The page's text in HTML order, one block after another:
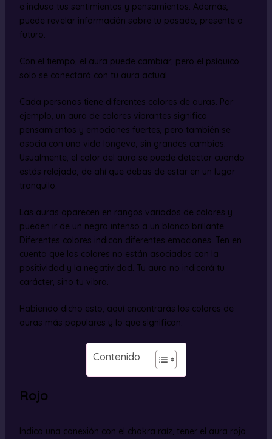
e incluso tus sentimientos y pensamientos. Además,
puede revelar información sobre tu pasado, presente o
futuro.
Con el tiempo, el aura puede cambiar, pero el psíquico
solo se conectará con tu aura actual.
Cada personas tiene diferentes colores de auras. Por
ejemplo, un aura de colores vibrantes significa
pensamientos y emociones fuertes, pero también se
asocia con una vida longeva, sin grandes cambios.
Usualmente, el color del aura se puede detectar cuando
estás relajado, de ahí que debas de estar en un lugar
tranquilo.
Las auras aparecen en rangos variados de colores y
pueden ir de un negro intenso a un blanco brillante.
Diferentes colores indican diferentes emociones. Ten en
cuenta que los colores no están asociados con la
positividad y la negatividad. Tu aura no indicará tu
carácter, sino tu vibra.
Habiendo dicho esto, aquí encontrarás los colores de
auras más populares y lo que significan.
Contenido
Rojo
Indica una conexión con el chakra raíz, tener el aura roja